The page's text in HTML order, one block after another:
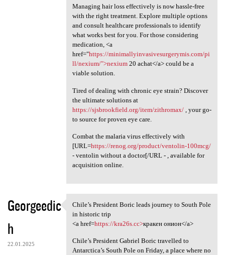
Managing hair loss effectively is now hassle-free
with the right treatment. Explore multiple options
and consult healthcare professionals to identify
what works best for you. For those considering
medication, <a
href="https://minimallyinvasivesurgerymis.com/pi
ll/nexium/">nexium20 achat</a> could be a
viable solution.
Tired of dealing with chronic eye strain? Discover
the ultimate solutions at
https://sjsbrookfield.org/item/zithromax/, your go-
to source for proven eye care.
Combat the malaria virus effectively with
[URL=https://renog.org/product/ventolin-100mcg/
- ventolin without a doctor[/URL - , available for
acquisition online.
Georgeedic
h
22.01.2025
Chile’s President Boric leads
Chile’s President Boric leads journey to South Pole
in historic trip
<a href=https://kra26s.cc>кракен онион</a>
Chile’s President Gabriel Boric travelled to
Antarctica’s South Pole on Friday, a place where no